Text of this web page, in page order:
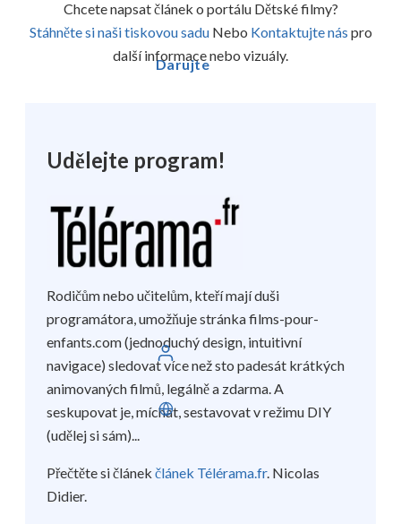
Darujte
Přihlaste se
Čeština
Chcete napsat článek o portálu Dětské filmy?
Stáhněte si naši tiskovou sadu Nebo Kontaktujte nás pro
další informace nebo vizuály.
Udělejte program!
Rodičům nebo učitelům, kteří mají duši
programátora, umožňuje stránka films-pour-
enfants.com (jednoduchý design, intuitivní
navigace) sledovat více než sto padesát krátkých
animovaných filmů, legálně a zdarma. A
seskupovat je, míchat, sestavovat v režimu DIY
(udělej si sám)...
Přečtěte si článek článek Télérama.fr. Nicolas
Didier.